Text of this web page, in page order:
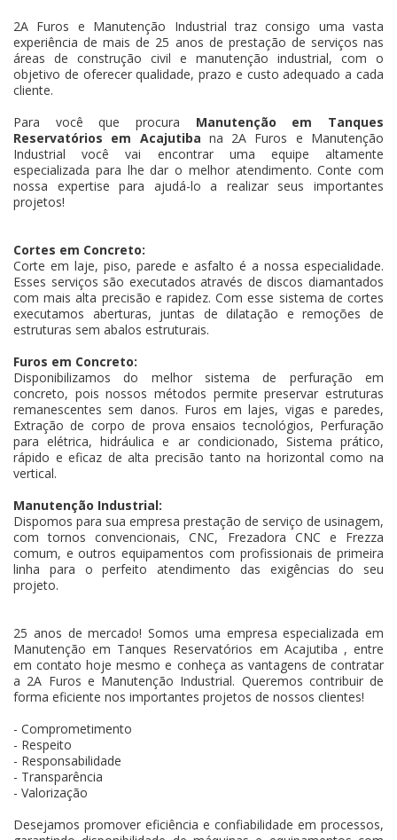
2A Furos e Manutenção Industrial traz consigo uma vasta
experiência de mais de 25 anos de prestação de serviços nas
áreas de construção civil e manutenção industrial, com o
objetivo de oferecer qualidade, prazo e custo adequado a cada
cliente.
Para você que procura Manutenção em Tanques
Reservatórios em Acajutiba na 2A Furos e Manutenção
Industrial você vai encontrar uma equipe altamente
especializada para lhe dar o melhor atendimento. Conte com
nossa expertise para ajudá-lo a realizar seus importantes
projetos!
Cortes em Concreto:
Corte em laje, piso, parede e asfalto é a nossa especialidade.
Esses serviços são executados através de discos diamantados
com mais alta precisão e rapidez. Com esse sistema de cortes
executamos aberturas, juntas de dilatação e remoções de
estruturas sem abalos estruturais.
Furos em Concreto:
Disponibilizamos do melhor sistema de perfuração em
concreto, pois nossos métodos permite preservar estruturas
remanescentes sem danos. Furos em lajes, vigas e paredes,
Extração de corpo de prova ensaios tecnológios, Perfuração
para elétrica, hidráulica e ar condicionado, Sistema prático,
rápido e eficaz de alta precisão tanto na horizontal como na
vertical.
Manutenção Industrial:
Dispomos para sua empresa prestação de serviço de usinagem,
com tornos convencionais, CNC, Frezadora CNC e Frezza
comum, e outros equipamentos com profissionais de primeira
linha para o perfeito atendimento das exigências do seu
projeto.
25 anos de mercado! Somos uma empresa especializada em
Manutenção em Tanques Reservatórios em Acajutiba , entre
em contato hoje mesmo e conheça as vantagens de contratar
a 2A Furos e Manutenção Industrial. Queremos contribuir de
forma eficiente nos importantes projetos de nossos clientes!
- Comprometimento
- Respeito
- Responsabilidade
- Transparência
- Valorização
Desejamos promover eficiência e confiabilidade em processos,